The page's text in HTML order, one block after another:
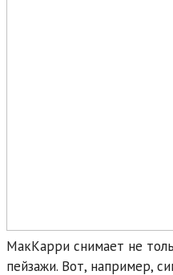
МакКарри снимает не
пейзажи. Вот, например,